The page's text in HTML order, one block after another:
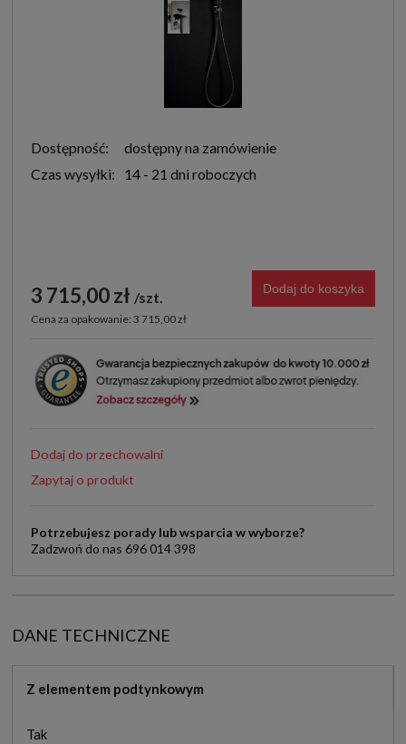
Dostępność:
dostępny na zamówienie
Czas wysyłki:
14 - 21 dni roboczych
3 715,00 zł szt.
Cena za opakowanie: 3 715,00 zł
Dodaj do koszyka
Dodaj do przechowalni
Zapytaj o produkt
Potrzebujesz porady lub wsparcia w wyborze?
Zadzwoń do nas 696 014 398
DANE TECHNICZNE
Z elementem podtynkowym
Tak